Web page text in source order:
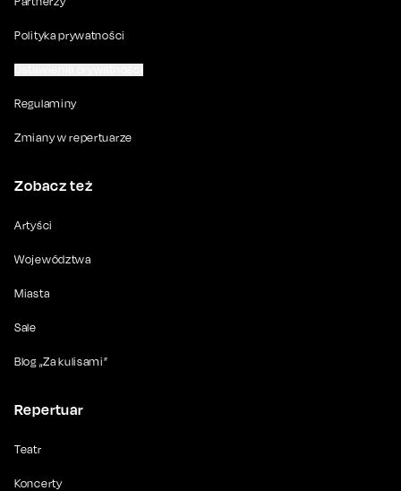
Polityka prywatności
Regulaminy
Zmiany w repertuarze
Zobacz też
Artyści
Województwa
Miasta
Sale
Blog „Za kulisami”
Repertuar
Teatr
Koncerty